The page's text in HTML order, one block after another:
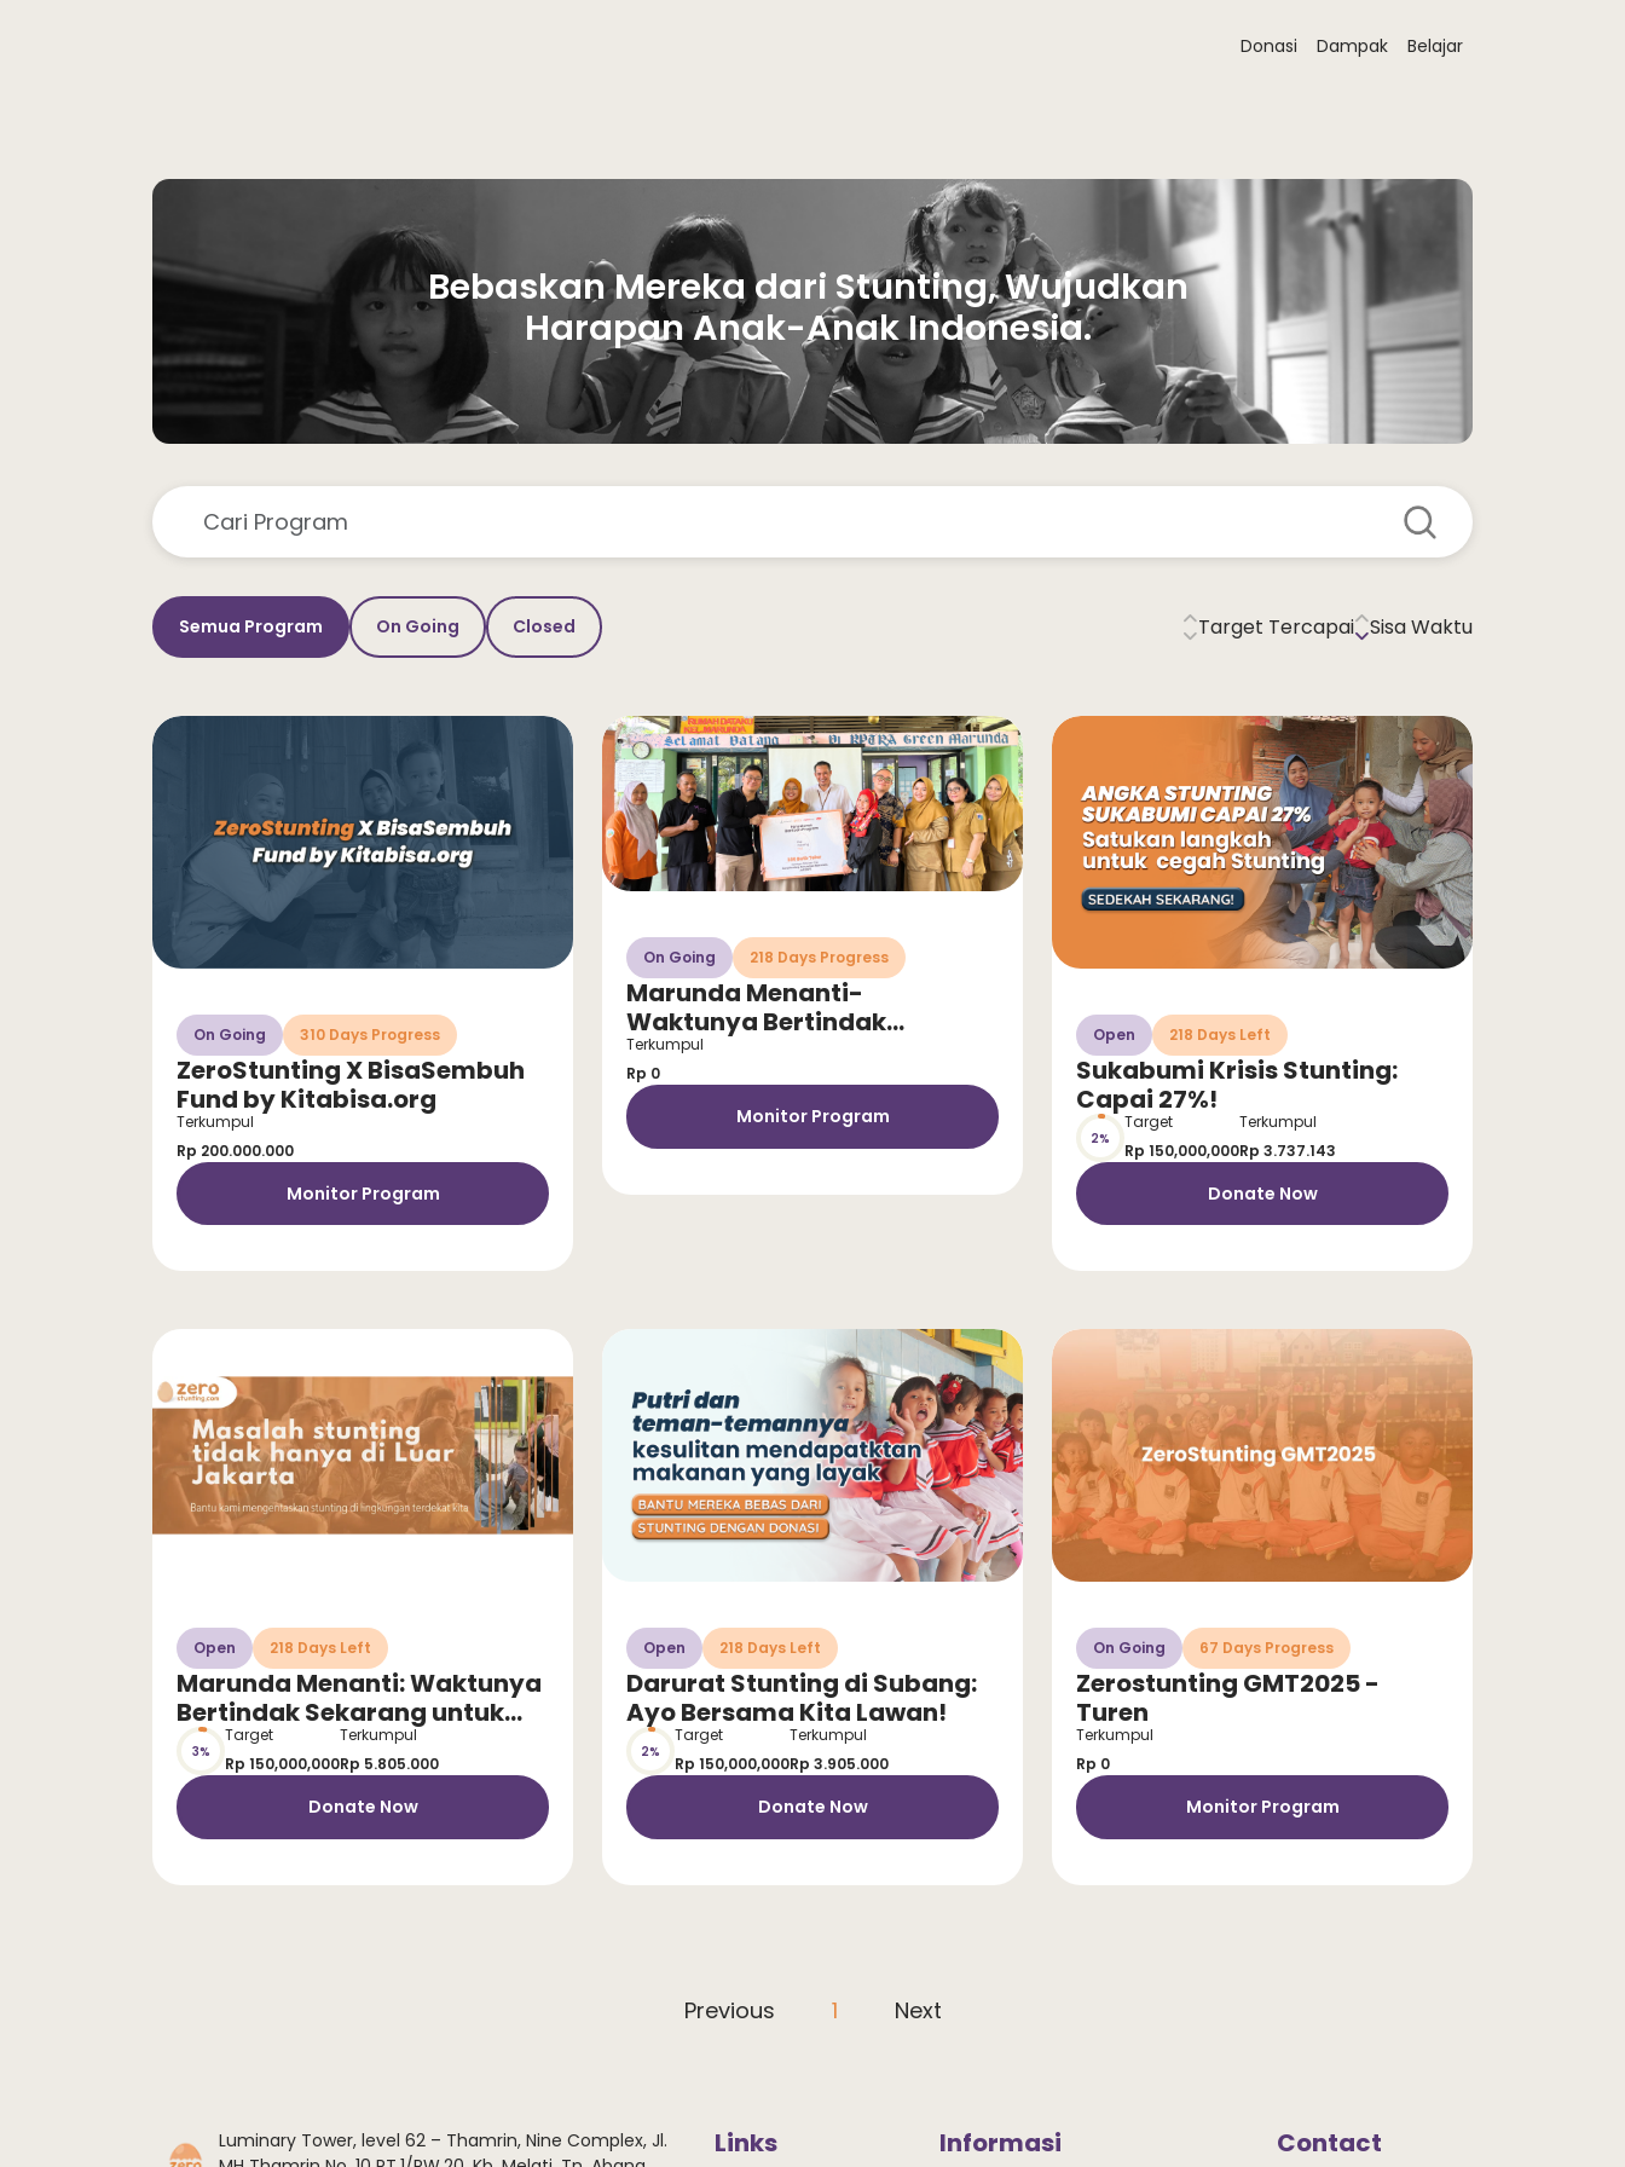
Donasi Dampak Belajar
Bebaskan Mereka dari Stunting, Wujudkan
Harapan Anak-Anak Indonesia.
Semua Program On Going Closed Target Tercapai Sisa Waktu
On Going 310 Days Progress
ZeroStunting X BisaSembuh
Fund by Kitabisa.org
Terkumpul
Rp 200.000.000
Monitor Program
On Going 218 Days Progress
Marunda Menanti-
Waktunya Bertindak
Sekarang untuk Selamatkan
Anak dari Stunting!
Terkumpul
Rp 0
Monitor Program
Open 218 Days Left
Sukabumi Krisis Stunting:
Capai 27%!
2%
Target
Rp 150,000,000
Terkumpul
Rp 3.737.143
Donate Now
Open 218 Days Left
Marunda Menanti: Waktunya
Bertindak Sekarang untuk
Selamatkan Anak dari
Stunting!
3%
Target
Rp 150,000,000
Terkumpul
Rp 5.805.000
Donate Now
Open 218 Days Left
Darurat Stunting di Subang:
Ayo Bersama Kita Lawan!
2%
Target
Rp 150,000,000
Terkumpul
Rp 3.905.000
Donate Now
On Going 67 Days Progress
Zerostunting GMT2025 -
Turen
Terkumpul
Rp 0
Monitor Program
Previous 1 Next
Luminary Tower, level 62 – Thamrin, Nine Complex, Jl.
Links Informasi Contact